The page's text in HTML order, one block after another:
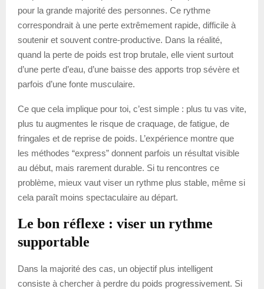
pour la grande majorité des personnes. Ce rythme
correspondrait à une perte extrêmement rapide, difficile à
soutenir et souvent contre-productive. Dans la réalité,
quand la perte de poids est trop brutale, elle vient surtout
d’une perte d’eau, d’une baisse des apports trop sévère et
parfois d’une fonte musculaire.
Ce que cela implique pour toi, c’est simple : plus tu vas vite,
plus tu augmentes le risque de craquage, de fatigue, de
fringales et de reprise de poids. L’expérience montre que
les méthodes “express” donnent parfois un résultat visible
au début, mais rarement durable. Si tu rencontres ce
problème, mieux vaut viser un rythme plus stable, même si
cela paraît moins spectaculaire au départ.
Le bon réflexe : viser un rythme
supportable
Dans la majorité des cas, un objectif plus intelligent
consiste à chercher à perdre du poids progressivement. Si